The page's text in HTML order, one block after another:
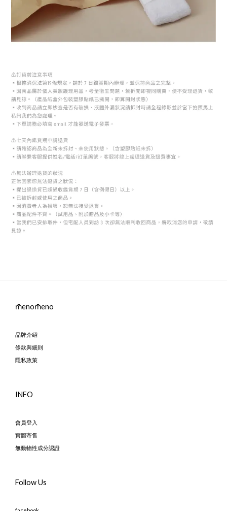
m̄enom̄eno
品牌介紹
條款與細則
隱私政策
INFO
會員登入
實體寄售
無動物性成分認證
Follow Us